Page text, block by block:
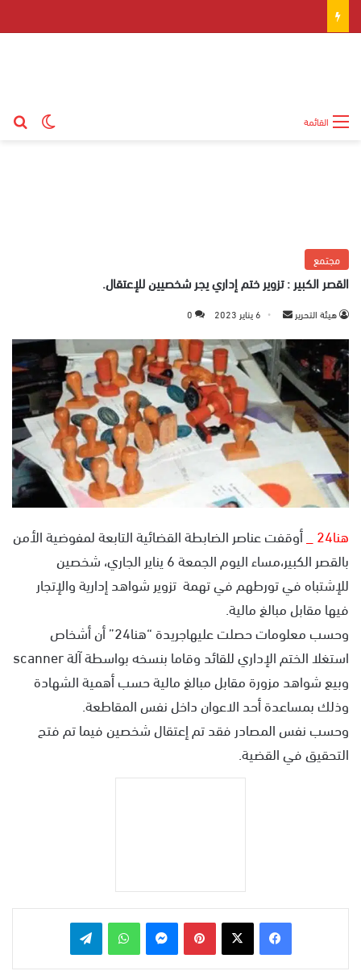
القائمة
مجتمع
القصر الكبير : تزوير ختم إداري يجر شخصيين للإعتقال.
هيئة التحرير
س
ل
ب
ر
ي
ا
إ
ل
ت
ر
و
ا
6 يناير 2023 0
هنا24 _
أوقفت عناصر الضابطة القضائية التابعة لمفوضية الأمن
بالقصر الكبير،مساء اليوم الجمعة 6 يناير الجاري، شخصين
للإشتباه في تورطهم في تهمة تزوير شواهد إدارية والإتجار
فيها مقابل مبالغ مالية.
وحسب معلومات حصلت عليهاجريدة “هنا24” أن أشخاص
استغلا الختم الإداري للقائد وقاما بنسخه بواسطة آلة scanner
وبيع شواهد مزورة مقابل مبالغ مالية حسب أهمية الشهادة
وذلك بمساعدة أحد الاعوان داخل نفس المقاطعة.
وحسب نفس المصادر فقد تم إعتقال شخصين فيما تم فتح
التحقيق في القضية.
بينتيريست واتساب